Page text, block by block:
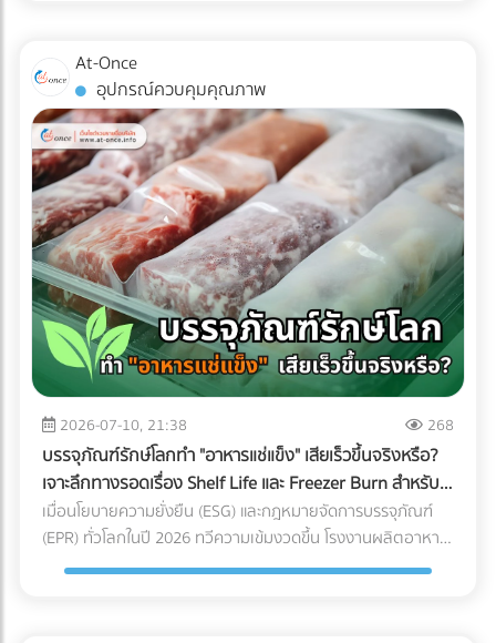
Ink ระดับอุตสาหกรรม เข้ามาค้นหาและเปรียบเทียบพาร์ทเนอร์โรง
พิมพ์คุณภาพได้ฟรีที่ At-once แพลตฟอร์มรวมบริษัท B2B ชั้น
นำของไทย!
ไม่ได้มีแค่เรื่องของการเลือกเฟอร์นิเจอร์สวยๆ หรือจัดแสงไฟให้
ถ่ายรูปออกมาดูดีเท่านั้น หากคุณกำลังวางแผนจะต่อเติมพื้นที่
ชั้นบนสุด นี่คือข้อควรรู้สำคัญที่คุณต้องเช็กให้ชัวร์ก่อนที่งบ
ประมาณจะบานปลาย 1. โครงสร้างอาคารเดิมรับน้ำหนักไหวหรือ
ไม่? (Structural Load) สิ่งแรกที่ต้องคำนึงถึงคือ "ความแข็งแรง
ของโครงสร้าง" ดาดฟ้าตึกแถวเก่าส่วนใหญ่ถูกออกแบบมาเพื่อ
รับน้ำหนักของตัวโครงสร้างเองและแท็งก์น้ำเท่านั้น ไม่ได้เผื่อ
สำหรับการรับน้ำหนักของกระถางต้นไม้ขนาดใหญ่ ดินอุ้มน้ำ พื้น
ไม้เทียม หรือจำนวนคนที่ขึ้นไปรวมตัวกันหนาแน่น สิ่งที่ต้องทำ:
ควรปรึกษาวิศวกรโครงสร้างเพื่อประเมินความสามารถในการรับ
น้ำหนัก (Live Load และ Dead Load) ก่อนตัดสินใจเทปูนเพิ่ม
หรือนำของหนักขึ้นไปติดตั้ง เพื่อป้องกันอันตรายจากโครงสร้าง
ทรุดตัว 2. กฎหมายอาคารและทางหนีไฟ (Safety Regulations)
การเปลี่ยนพื้นที่ดาดฟ้าให้เป็นพื้นที่สาธารณะที่มีคนใช้งานจำนวน
มาก ต้องคำนึงถึงกฎหมายควบคุมอาคารอย่างเคร่งครัด สิ่งที่
ต้องทำ: ตรวจสอบความสูงของราวกันตก (Parapet) ว่ามีความ
สูงเพียงพอและแข็งแรงหรือไม่ นอกจากนี้ต้องมีป้ายบอกทางหนี
ไฟที่ชัดเจน ระบบแสงสว่างฉุกเฉิน และบันไดที่กว้างพอสำหรับการ
อพยพผู้คนหากเกิดเหตุฉุกเฉิน 3. สภาพการระบายน้ำ
(Drainage System) ดาดฟ้าคือด่านแรกที่ต้องปะทะกับพายุฝน
At-Once
อุปกรณ์ควบคุมคุณภาพ
2026-07-10, 21:38 268
บรรจุภัณฑ์รักษ์โลกทำ "อาหารแช่แข็ง" เสียเร็วขึ้นจริงหรือ?
เจาะลึกทางรอดเรื่อง Shelf Life และ Freezer Burn สำหรับ
โรงงานอุตสาหกรรม
เมื่อนโยบายความยั่งยืน (ESG) และกฎหมายจัดการบรรจุภัณฑ์
(EPR) ทั่วโลกในปี 2026 ทวีความเข้มงวดขึ้น โรงงานผลิตอาหาร
หลายแห่งต่างถูกกดดันให้เปลี่ยนมาใช้ "บรรจุภัณฑ์รักษ์โลก" แต่